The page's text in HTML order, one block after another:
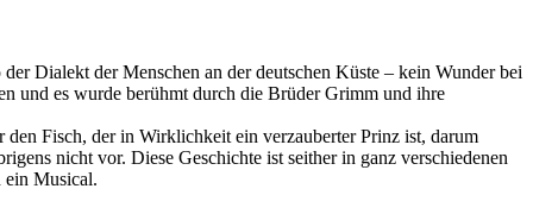
Dialekt der Menschen an der deutschen Küste – kein Wunder bei
und es wurde berühmt durch die Brüder Grimm und ihre
Fisch, der in Wirklichkeit ein verzauberter Prinz ist, darum
nicht vor. Diese Geschichte ist seither in ganz verschiedenen
ein Musical.